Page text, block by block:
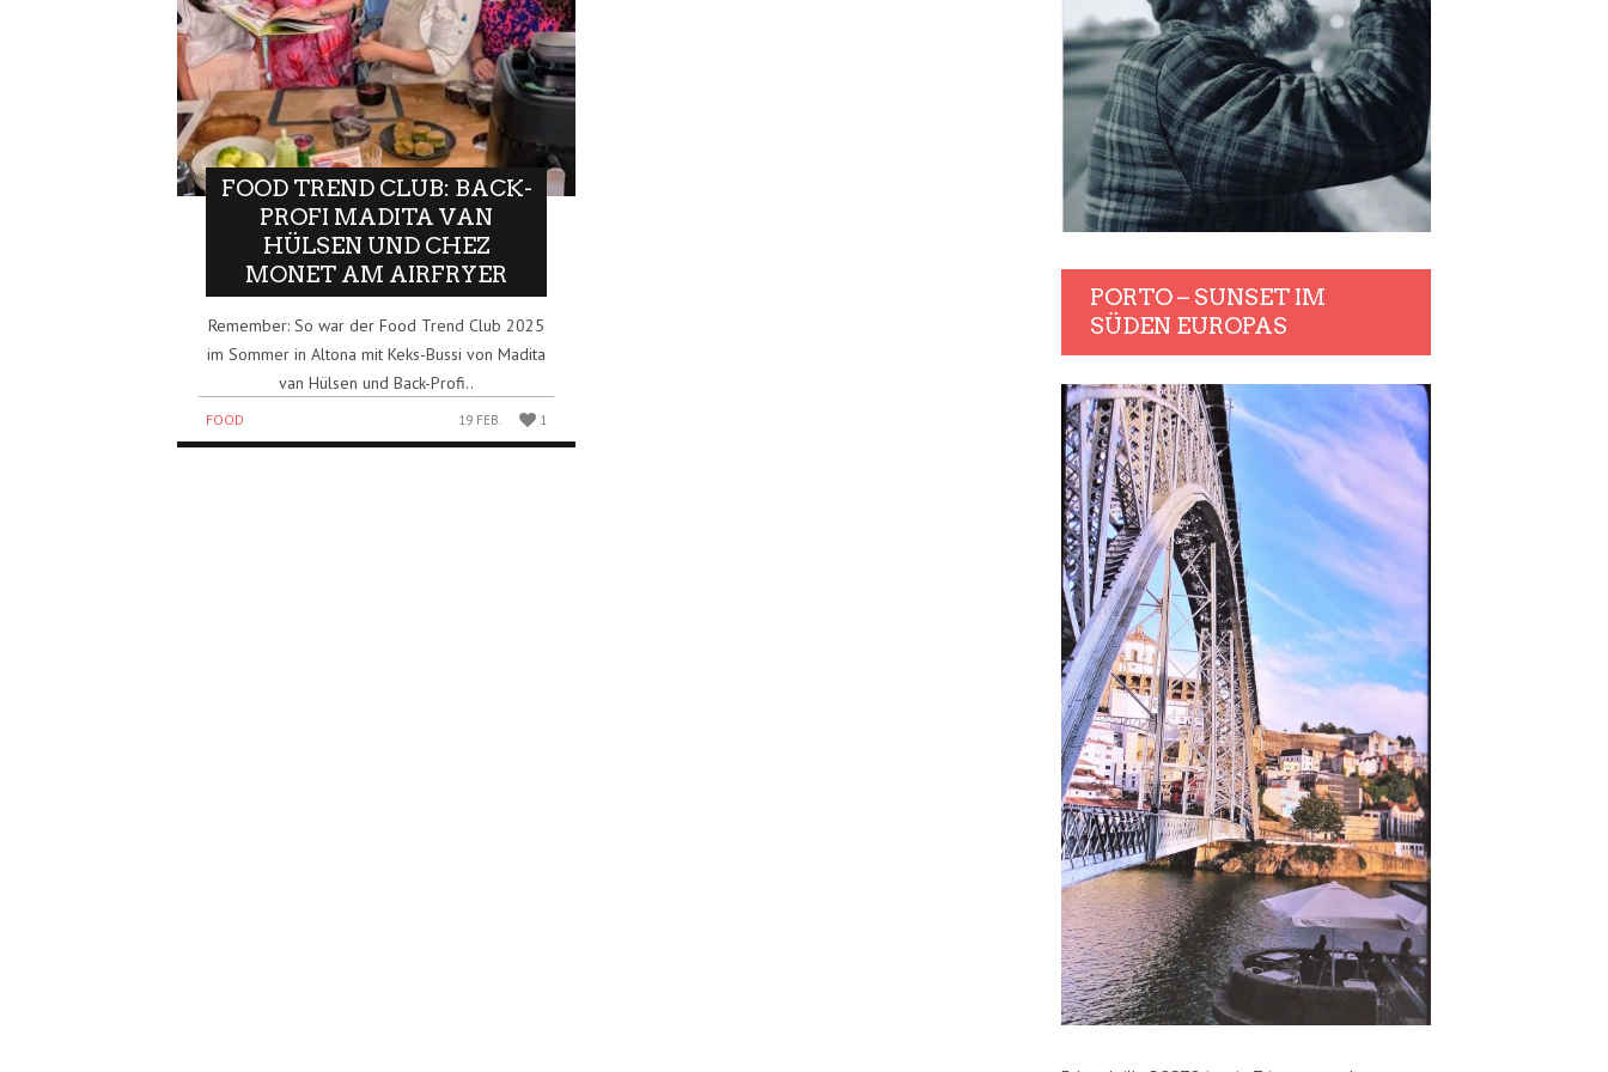
FOOD TREND CLUB: BACK-
PROFI MADITA VAN
HÜLSEN UND CHEZ
MONET AM AIRFRYER
Remember: So war der Food Trend Club 2025
im Sommer in Altona mit Keks-Bussi von Madita
van Hülsen und Back-Profi..
FOOD 19 FEB. 1
PORTO – SUNSET IM
SÜDEN EUROPAS